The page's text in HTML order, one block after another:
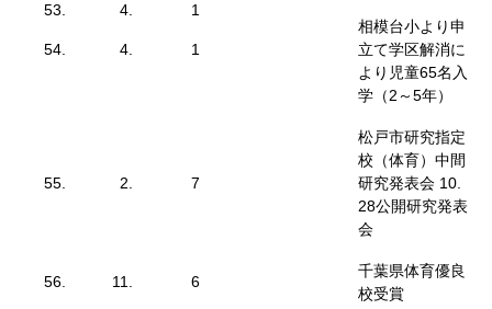
53.
54.
4.
4.
1
1
相模台小より申
立て学区解消に
より児童65名入
学（2～5年）
55. 2. 7
松戸市研究指定
校（体育）中間
研究発表会 10.
28公開研究発表
会
56. 11. 6
千葉県体育優良
校受賞